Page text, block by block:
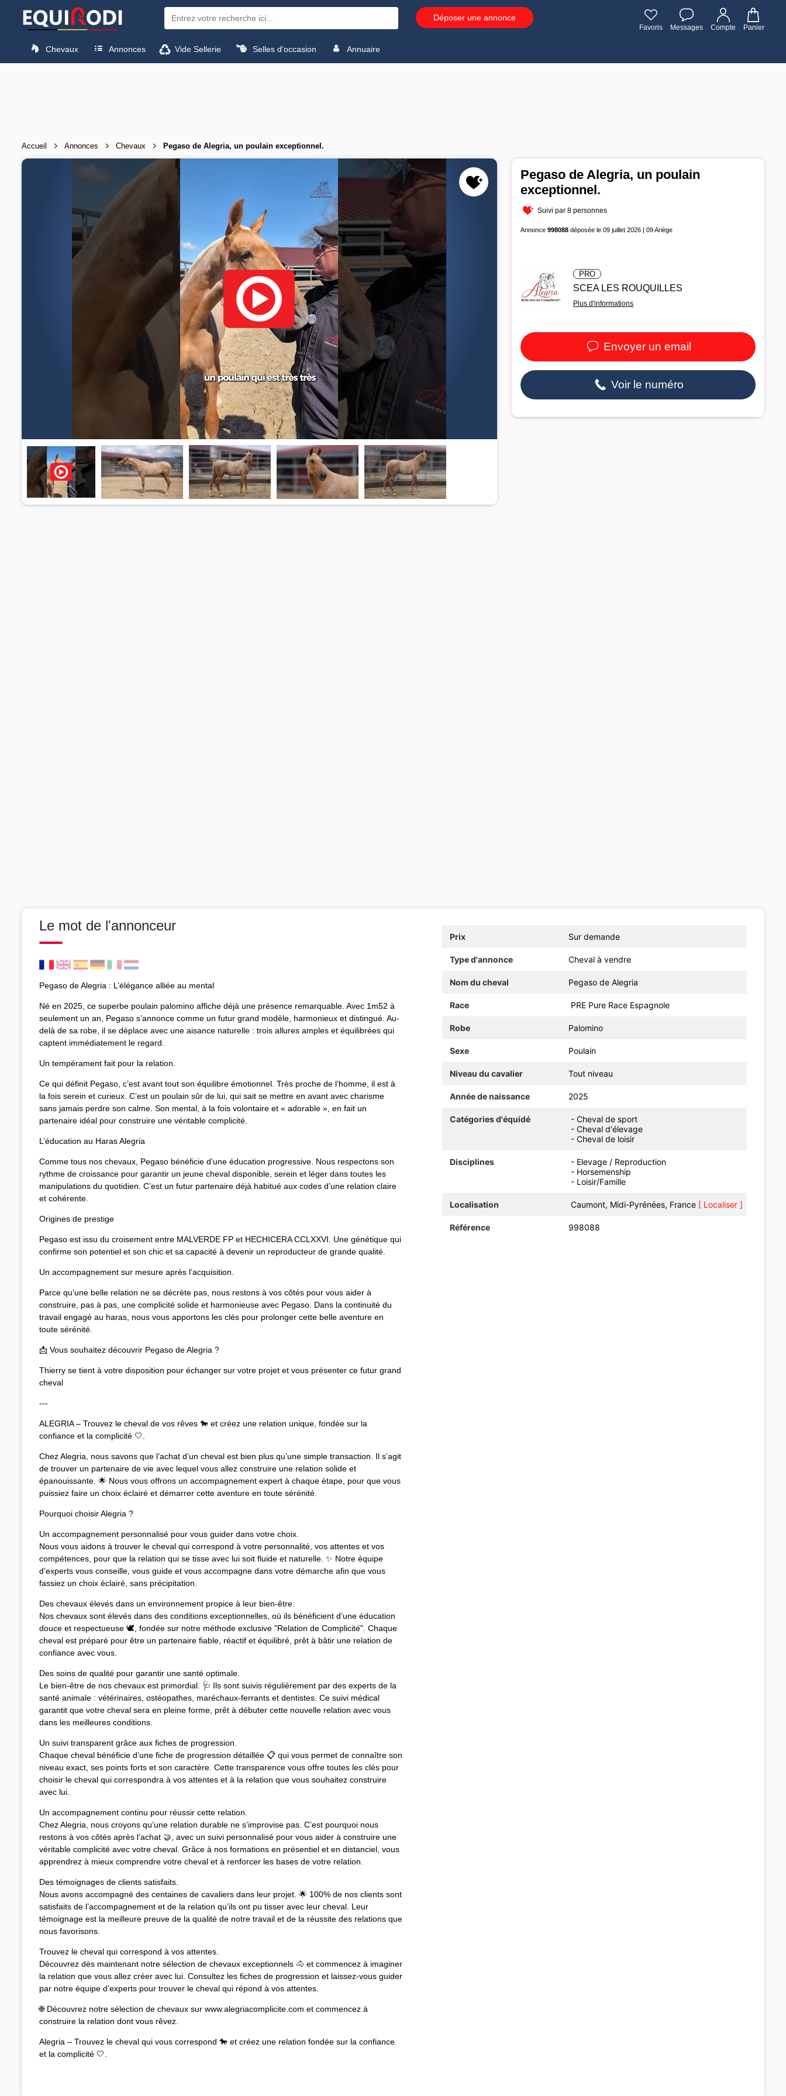
Déposer une annonce
Favoris Messages Compte Panier
Chevaux Annonces Vide Sellerie Selles d'occasion Annuaire
Accueil Annonces Chevaux Pegaso de Alegria, un poulain exceptionnel.
Pegaso de Alegria, un poulain
exceptionnel.
Suivi par 8 personnes
Annonce998088 déposée le 09 juillet 2026 | 09 Ariège
PRO
SCEA LES ROUQUILLES
Plus d'informations
Envoyer un email
Voir le numéro
Le mot de l'annonceur
Pegaso de Alegria : L’élégance alliée au mental
Né en 2025, ce superbe poulain palomino affiche déjà une présence remarquable. Avec 1m52 à
seulement un an, Pegaso s’annonce comme un futur grand modèle, harmonieux et distingué. Au-
delà de sa robe, il se déplace avec une aisance naturelle : trois allures amples et équilibrées qui
captent immédiatement le regard.
Un tempérament fait pour la relation.
Ce qui définit Pegaso, c’est avant tout son équilibre émotionnel. Très proche de l’homme, il est à
la fois serein et curieux. C’est un poulain sûr de lui, qui sait se mettre en avant avec charisme
sans jamais perdre son calme. Son mental, à la fois volontaire et « adorable », en fait un
partenaire idéal pour construire une véritable complicité.
L’éducation au Haras Alegria
Comme tous nos chevaux, Pegaso bénéficie d’une éducation progressive. Nous respectons son
rythme de croissance pour garantir un jeune cheval disponible, serein et léger dans toutes les
manipulations du quotidien. C’est un futur partenaire déjà habitué aux codes d’une relation claire
et cohérente.
Origines de prestige
Pegaso est issu du croisement entre MALVERDE FP et HECHICERA CCLXXVI. Une génétique qui
confirme son potentiel et son chic et sa capacité à devenir un reproducteur de grande qualité.
Un accompagnement sur mesure après l’acquisition.
Parce qu’une belle relation ne se décrète pas, nous restons à vos côtés pour vous aider à
construire, pas à pas, une complicité solide et harmonieuse avec Pegaso. Dans la continuité du
travail engagé au haras, nous vous apportons les clés pour prolonger cette belle aventure en
toute sérénité.
📩 Vous souhaitez découvrir Pegaso de Alegria ?
Thierry se tient à votre disposition pour échanger sur votre projet et vous présenter ce futur grand
cheval
---
ALEGRIA – Trouvez le cheval de vos rêves 🐎 et créez une relation unique, fondée sur la
confiance et la complicité 🤍.
Chez Alegria, nous savons que l’achat d’un cheval est bien plus qu’une simple transaction. Il s’agit
de trouver un partenaire de vie avec lequel vous allez construire une relation solide et
épanouissante. 🌟 Nous vous offrons un accompagnement expert à chaque étape, pour que vous
puissiez faire un choix éclairé et démarrer cette aventure en toute sérénité.
Pourquoi choisir Alegria ?
Un accompagnement personnalisé pour vous guider dans votre choix.
Nous vous aidons à trouver le cheval qui correspond à votre personnalité, vos attentes et vos
compétences, pour que la relation qui se tisse avec lui soit fluide et naturelle. ✨ Notre équipe
d’experts vous conseille, vous guide et vous accompagne dans votre démarche afin que vous
fassiez un choix éclairé, sans précipitation.
Des chevaux élevés dans un environnement propice à leur bien-être.
Nos chevaux sont élevés dans des conditions exceptionnelles, où ils bénéficient d’une éducation
douce et respectueuse 🕊️, fondée sur notre méthode exclusive "Relation de Complicité". Chaque
cheval est préparé pour être un partenaire fiable, réactif et équilibré, prêt à bâtir une relation de
confiance avec vous.
Des soins de qualité pour garantir une santé optimale.
Le bien-être de nos chevaux est primordial. 🩺 Ils sont suivis régulièrement par des experts de la
santé animale : vétérinaires, ostéopathes, maréchaux-ferrants et dentistes. Ce suivi médical
garantit que votre cheval sera en pleine forme, prêt à débuter cette nouvelle relation avec vous
dans les meilleures conditions.
Un suivi transparent grâce aux fiches de progression.
Chaque cheval bénéficie d’une fiche de progression détaillée 📋 qui vous permet de connaître son
niveau exact, ses points forts et son caractère. Cette transparence vous offre toutes les clés pour
choisir le cheval qui correspondra à vos attentes et à la relation que vous souhaitez construire
avec lui.
Un accompagnement continu pour réussir cette relation.
Chez Alegria, nous croyons qu’une relation durable ne s’improvise pas. C’est pourquoi nous
restons à vos côtés après l’achat 🤝, avec un suivi personnalisé pour vous aider à construire une
véritable complicité avec votre cheval. Grâce à nos formations en présentiel et en distanciel, vous
apprendrez à mieux comprendre votre cheval et à renforcer les bases de votre relation.
Des témoignages de clients satisfaits.
Nous avons accompagné des centaines de cavaliers dans leur projet. 🌟 100% de nos clients sont
satisfaits de l’accompagnement et de la relation qu’ils ont pu tisser avec leur cheval. Leur
témoignage est la meilleure preuve de la qualité de notre travail et de la réussite des relations que
nous favorisons.
Trouvez le cheval qui correspond à vos attentes.
Découvrez dès maintenant notre sélection de chevaux exceptionnels 🐴 et commencez à imaginer
la relation que vous allez créer avec lui. Consultez les fiches de progression et laissez-vous guider
par notre équipe d’experts pour trouver le cheval qui répond à vos attentes.
🌐 Découvrez notre sélection de chevaux sur www.alegriacomplicite.com et commencez à
construire la relation dont vous rêvez.
Alegria – Trouvez le cheval qui vous correspond 🐎 et créez une relation fondée sur la confiance
et la complicité 🤍.
Prix Sur demande
Type d'annonce Cheval à vendre
Nom du cheval Pegaso de Alegria
Race PRE Pure Race Espagnole
Robe Palomino
Sexe Poulain
Niveau du cavalier Tout niveau
Année de naissance 2025
Catégories d'équidé
- Cheval de sport
- Cheval d'élevage
- Cheval de loisir
Disciplines
- Elevage / Reproduction
- Horsemenship
- Loisir/Famille
Localisation Caumont, Midi-Pyrénées, France [ Localiser ]
Référence 998088